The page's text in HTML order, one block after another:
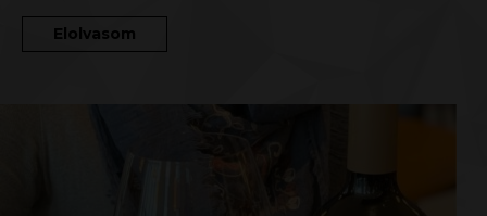
Elolvasom